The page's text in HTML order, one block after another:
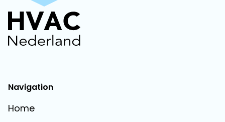
Navigation
Home